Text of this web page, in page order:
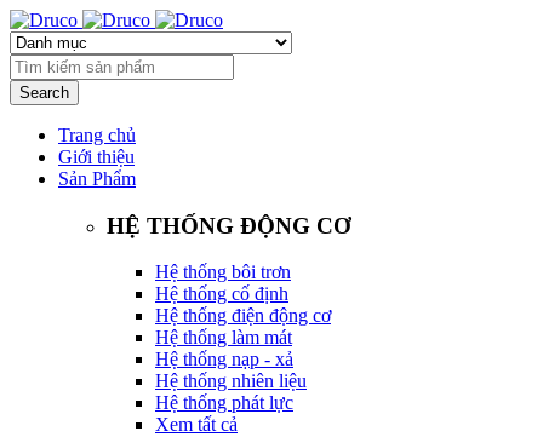
Trang chủ
Giới thiệu
Sản Phẩm
HỆ THỐNG ĐỘNG CƠ
Hệ thống bôi trơn
Hệ thống cố định
Hệ thống điện động cơ
Hệ thống làm mát
Hệ thống nạp - xả
Hệ thống nhiên liệu
Hệ thống phát lực
Xem tất cả